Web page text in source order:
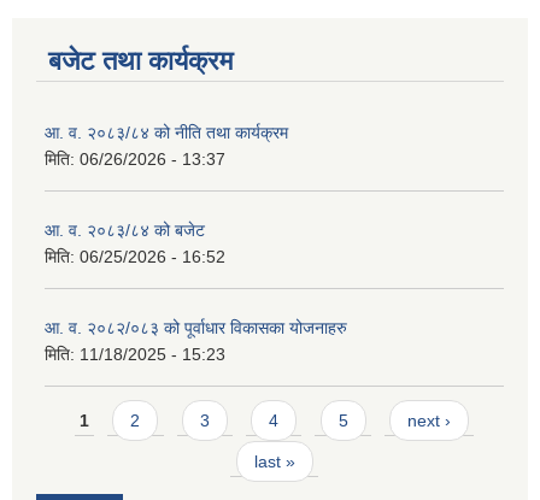
बजेट तथा कार्यक्रम
आ. व. २०८३/८४ को नीति तथा कार्यक्रम
मिति: 06/26/2026 - 13:37
आ. व. २०८३/८४ को बजेट
मिति: 06/25/2026 - 16:52
आ. व. २०८२/०८३ को पूर्वाधार विकासका योजनाहरु
मिति: 11/18/2025 - 15:23
Pages
1 2 3 4 5 next ›
last »